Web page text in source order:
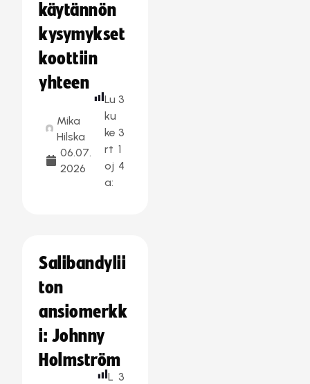
käytännön
kysymykset
koottiin
yhteen
Mika
Hilska
06.07.
2026
Lu
ku
ke
rt
oj
a:
3
3
1
4
Salibandylii
ton
ansiomerkk
i: Johnny
Holmström
L 3